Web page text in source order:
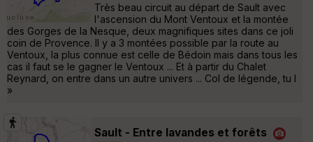
Très beau circuit au départ de Sault avec
l'ascension du Mont Ventoux et la montée
des Gorges de la Nesque, deux magnifiques sites dans ce joli
coin de Provence. Il y a 3 montées possible par la route au
Ventoux, la plus connue est celle de Bédoin mais dans tous les
cas il faut se le gagner le Ventoux ... Et à partir du Chalet
Reynard, on entre dans un autre univers ... Col de légende, tu l
»
Sault - Entre lavandes et forêts